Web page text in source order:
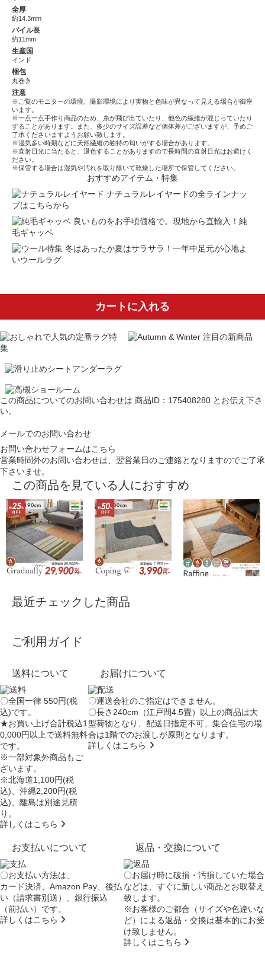
全厚
約14.3mm
パイル長
約11mm
生産国
インド
梱包
丸巻き
注意
※ご覧のモニターの環境、撮影環境により実物と色味が異なって見える場合が御座
います。
※一点一点手作り商品のため、糸が飛び出ていたり、他色の繊維が混じっていたり
することがあります。また、多少のサイズ誤差など個体差がございますが、予めご
了承くださいますようお願い致します。
※湿気多い時期などに天然繊維の独特の匂いがする場合があります。
※直射日光に当たると、退色することがありますので長時間の直射日光はお避けく
ださい。
※保管する場合は湿気や汚れを取り除いて乾燥した場所で保管してください。
おすすめアイテム・特集
ナチュラルレイヤードの全ラインナッ
プはこちらから
良いものをお手頃価格で。現地から直輸入！純
毛ギャッベ
冬はあったか夏はサラサラ！一年中足元が心地よ
いウールラグ
カートに入れる
この商品についてのお問い合わせは 商品ID：175408280 とお伝え下さ
い。
メールでのお問い合わせ
お問い合わせフォームはこちら
営業時間外のお問い合わせは、翌営業日のご連絡となりますのでご了承
下さいませ。
この商品を見ている人におすすめ
最近チェックした商品
ご利用ガイド
送料について
〇全国一律 550円(税
込)です。
★お買い上げ合計税込1
0,000円以上で送料無料
です。
※一部対象外商品もご
ざいます。
※北海道1,100円(税
込)、沖縄2,200円(税
込)、離島は別途見積
り。
詳しくはこちら
お届けについて
〇運送会社のご指定はできません。
〇長さ240cm（江戸間4.5畳）以上の商品は大
型荷物となり、配送日指定不可、集合住宅の場
合は1階でのお渡しが原則となります。
詳しくはこちら
お支払いについて
〇お支払い方法は、
カード決済、Amazon Pay、後払
い（請求書別送）、銀行振込
（前払い）です。
詳しくはこちら
返品・交換について
〇お届け時に破損・汚損していた場合
などは、すぐに新しい商品とお取替え
致します。
※お客様のご都合（サイズや色違いな
ど）による返品・交換は基本的にお受
け致しません。
詳しくはこちら